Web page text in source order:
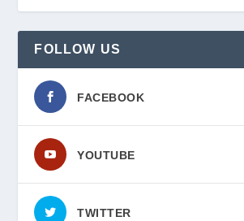
FOLLOW US
FACEBOOK
YOUTUBE
TWITTER